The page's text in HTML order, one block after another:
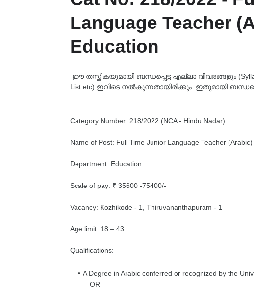
Language Teacher
Education
ഈ തസ്തികയുമായി ബന്ധപ്പെട്ട എല്ലാ വിവരങ്ങളും
List etc) ഇവിടെ നൽകുന്നതായിരിക്കും. ഇതുമായി
Category Number: 218/2022 (NCA - Hindu Nadar)
Name of Post: Full Time Junior Language Teacher (Arabic)
Department: Education
Scale of pay: ₹ 35600 -75400/-
Vacancy: Kozhikode - 1, Thiruvananthapuram - 1
Age limit: 18 – 43
Qualifications:
A Degree in Arabic conferred or recognized by the
OR